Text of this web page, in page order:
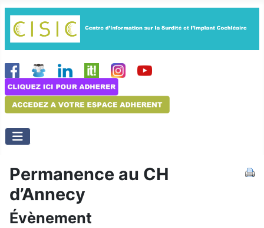
Permanence au CH
d’Annecy
Évènement